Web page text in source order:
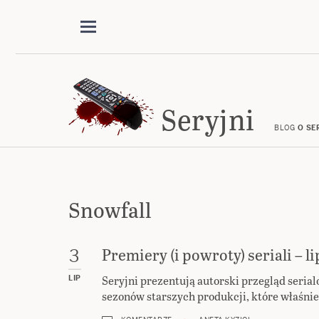
Seryjni BLOG O
Snowfall
3
LIP
Premiery (i powroty) seriali –
Seryjni prezentują autorski przegląd
sezonów starszych produkcji, które